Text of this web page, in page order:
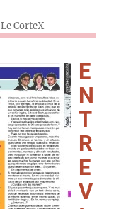
Le CorteX
E
N
T
R
E
V